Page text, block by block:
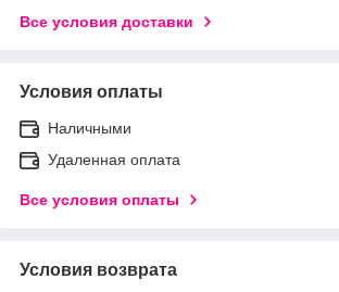
Все условия доставки
Условия оплаты
Наличными
Удаленная оплата
Все условия оплаты
Условия возврата